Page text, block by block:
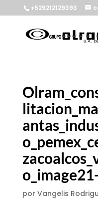
+529212129393
por Vangelis